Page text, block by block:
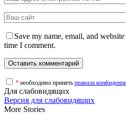
Save my name, email, and
time I comment.
* необходимо принять правила
Для слабовидящих
Версия для слабовидящих
More Stories